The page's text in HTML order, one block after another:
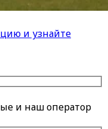
и узнайте
и наш оператор